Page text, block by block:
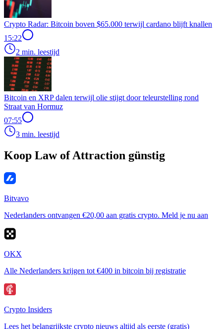
Crypto Radar: Bitcoin boven $65.000 terwijl cardano blijft knallen
15:22
2 min. leestijd
Bitcoin en XRP dalen terwijl olie stijgt door teleurstelling rond
Straat van Hormuz
07:55
3 min. leestijd
Koop Law of Attraction günstig
Bitvavo
Nederlanders ontvangen €20,00 aan gratis crypto. Meld je nu aan
OKX
Alle Nederlanders krijgen tot €400 in bitcoin bij registratie
Crypto Insiders
Lees het belangrijkste crypto nieuws altijd als eerste (gratis)